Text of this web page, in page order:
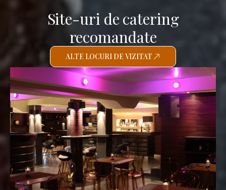
Site-uri de catering
recomandate
ALTE LOCURI DE VIZITAT